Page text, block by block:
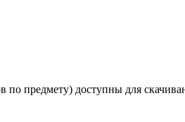
по предмету) доступны для